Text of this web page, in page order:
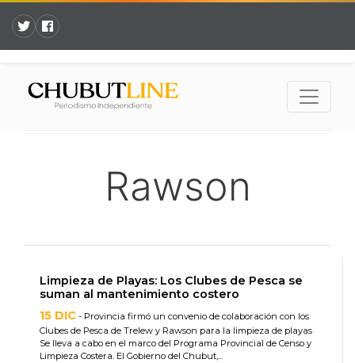
Rawson
Limpieza de Playas: Los Clubes de Pesca se
suman al mantenimiento costero
15 DIC - Provincia firmó un convenio de colaboración con los
Clubes de Pesca de Trelew y Rawson para la limpieza de playas
Se lleva a cabo en el marco del Programa Provincial de Censo y
Limpieza Costera. El Gobierno del Chubut,...